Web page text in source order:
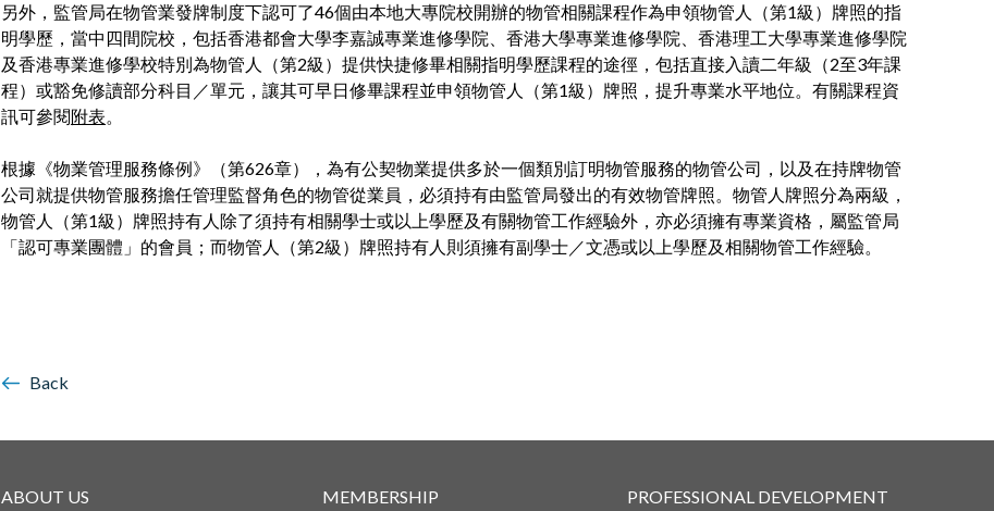
另外，監管局在物管業發牌制度下認可了46個由本地大專院校開辦的物管相關課程作為申領物管人（第1級）牌照的指
明學歷，當中四間院校，包括香港都會大學李嘉誠專業進修學院、香港大學專業進修學院、香港理工大學專業進修學院
及香港專業進修學校特別為物管人（第2級）提供快捷修畢相關指明學歷課程的途徑，包括直接入讀二年級（2至3年課
程）或豁免修讀部分科目／單元，讓其可早日修畢課程並申領物管人（第1級）牌照，提升專業水平地位。有關課程資
訊可參閱附表。
根據《物業管理服務條例》（第626章），為有公契物業提供多於一個類別訂明物管服務的物管公司，以及在持牌物管
公司就提供物管服務擔任管理監督角色的物管從業員，必須持有由監管局發出的有效物管牌照。物管人牌照分為兩級，
物管人（第1級）牌照持有人除了須持有相關學士或以上學歷及有關物管工作經驗外，亦必須擁有專業資格，屬監管局
「認可專業團體」的會員；而物管人（第2級）牌照持有人則須擁有副學士／文憑或以上學歷及相關物管工作經驗。
Back
ABOUT US MEMBERSHIP PROFESSIONAL DEVELOPMENT